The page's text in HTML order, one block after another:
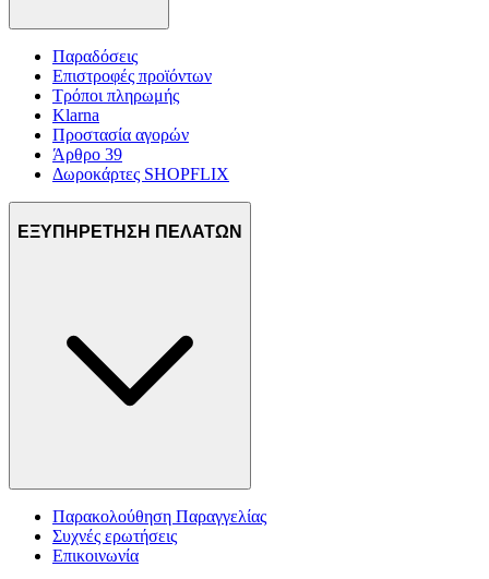
Παραδόσεις
Επιστροφές προϊόντων
Τρόποι πληρωμής
Klarna
Προστασία αγορών
Άρθρο 39
Δωροκάρτες SHOPFLIX
ΕΞΥΠΗΡΕΤΗΣΗ ΠΕΛΑΤΩΝ
Παρακολούθηση Παραγγελίας
Συχνές ερωτήσεις
Επικοινωνία